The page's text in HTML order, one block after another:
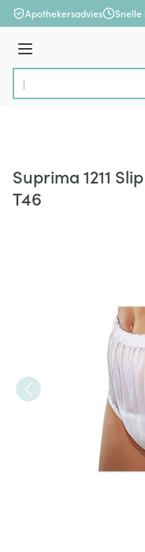
Ga naar de inhoud
Apothekersadvies Snelle
Menu
Product, merk,
Suprima 1211
T46